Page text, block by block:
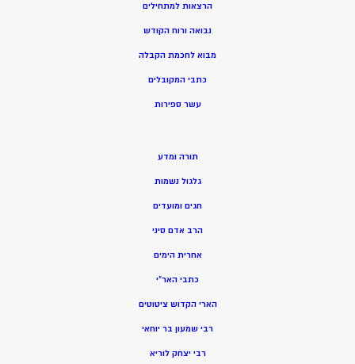
הרצאות למתחילים
נבואה ורוח הקודש
מבוא לחכמת הקבלה
כתבי המקובלים
עשר ספירות
תורה ומדע
גלגול נשמות
חגים ומועדים
הרב אדם סיני
אחרית הימים
כתבי האר”י
הארי הקדוש ציטוטים
רבי שמעון בר יוחאי
רבי יצחק לוריא